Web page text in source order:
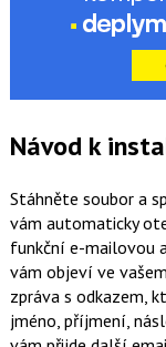
Návod k
Stáhněte soubor a
vám automaticky
funkční e-mailovou
vám objeví ve
zpráva s odkazem,
jméno, příjmení,